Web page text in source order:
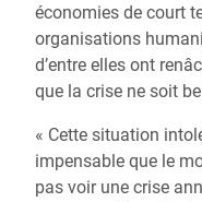
économies de court
organisations
d’entre elles ont
que la crise ne soit
« Cette situation
impensable que le
pas voir une crise